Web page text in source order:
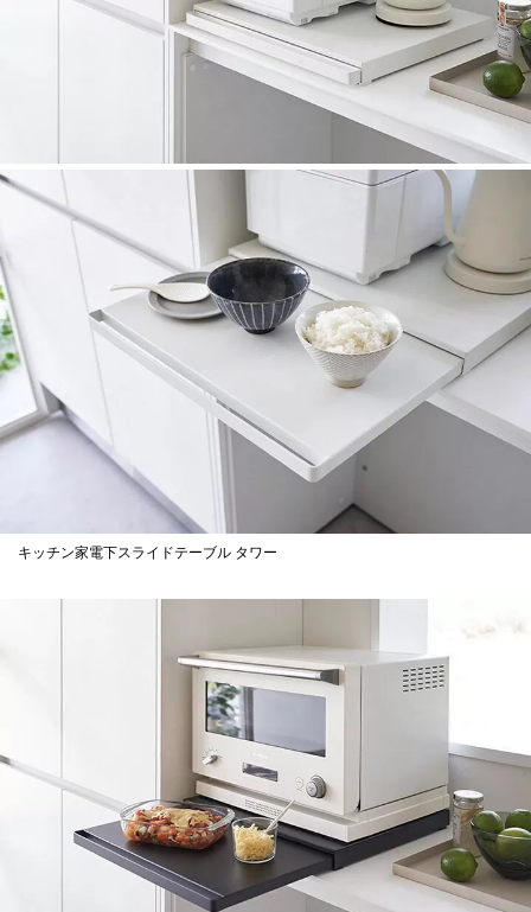
キッチン家電下スライドテーブル タワー